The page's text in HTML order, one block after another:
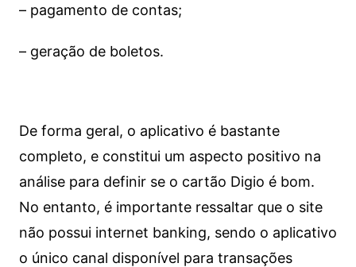
– pagamento de contas;
– geração de boletos.
De forma geral, o aplicativo é bastante
completo, e constitui um aspecto positivo na
análise para definir se o cartão Digio é bom.
No entanto, é importante ressaltar que o site
não possui internet banking, sendo o aplicativo
o único canal disponível para transações